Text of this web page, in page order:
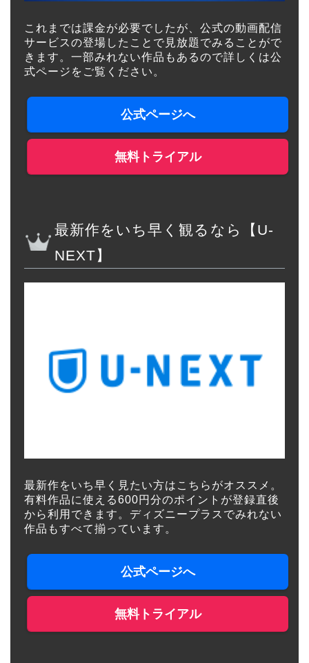
これまでは課金が必要でしたが、公式の動画配信
サービスの登場したことで見放題でみることがで
きます。一部みれない作品もあるので詳しくは公
式ページをご覧ください。
公式ページへ
無料トライアル
最新作をいち早く観るなら【U-
NEXT】
最新作をいち早く見たい方はこちらがオススメ。
有料作品に使える600円分のポイントが登録直後
から利用できます。ディズニープラスでみれない
作品もすべて揃っています。
公式ページへ
無料トライアル